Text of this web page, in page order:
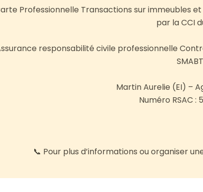
Professionnelle Transactions sur immeubles
par la CCI
responsabilité civile professionnelle
Martin Aurelie (EI) –
Numéro RSAC :
📞 Pour plus d’informations ou organiser